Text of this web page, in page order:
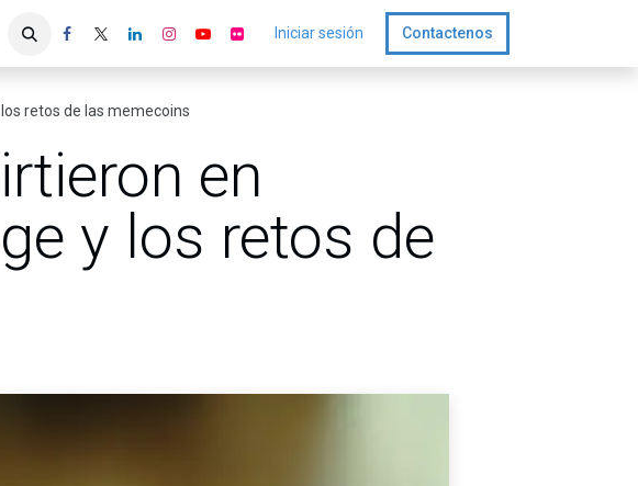
Iniciar sesión Contactenos
retos de las memecoins
en
y los retos de